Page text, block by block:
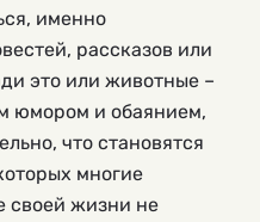
именно
рассказов или
это или животные –
юмором и обаянием,
что становятся
многие
своей жизни не